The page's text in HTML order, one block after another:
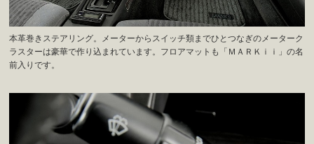
本革巻きステアリング。メーターからスイッチ類までひとつなぎのメーターク
ラスターは豪華で作り込まれています。フロアマットも「ＭＡＲＫｉｉ」の名
前入りです。